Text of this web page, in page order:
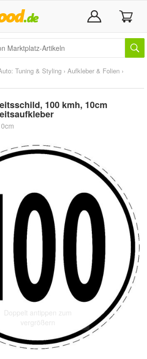
Tuning & Styling › Aufkleber & Folien ›
100 kmh, 10cm
Doppelt antippen zum
vergrößern